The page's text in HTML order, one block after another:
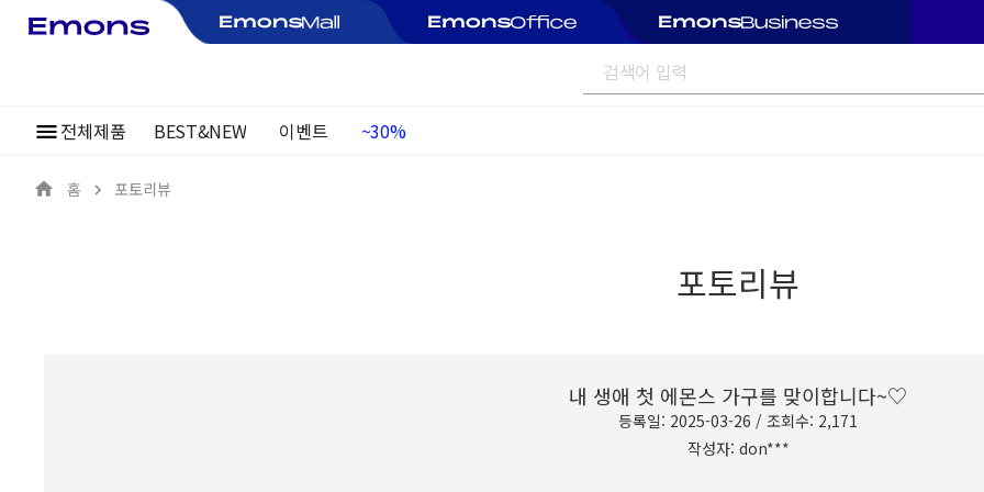
전체제품 BEST&NEW 이벤트
여름정기행사
홈 포토리뷰
포토리뷰
내 생애 첫 에몬스 가구를 맞이합니다~♡
등록일: 2025-03-26 / 조회수: 2,171
작성자: don***